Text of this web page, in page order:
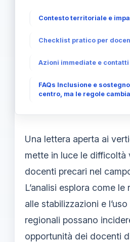
Contesto territoriale e
Checklist pratico per
Azioni immediate e
FAQs Inclusione e
centro, ma le regole
Una lettera aperta ai
mette in luce le difficoltà
docenti precari nel
L’analisi esplora come
alle stabilizzazioni e
regionali possano
opportunità dei docenti